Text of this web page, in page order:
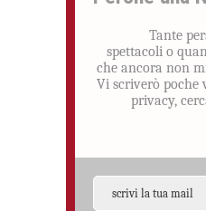
Tante
spettacoli o
che ancora non
Vi scriverò poche
privacy,